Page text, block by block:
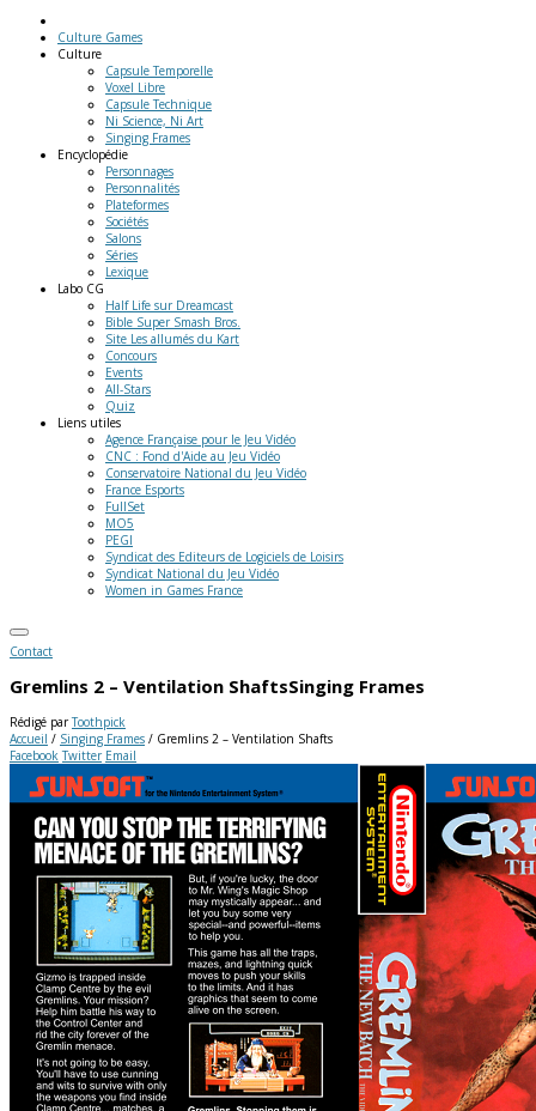
Culture Games
Culture
Capsule Temporelle
Voxel Libre
Capsule Technique
Ni Science, Ni Art
Singing Frames
Encyclopédie
Personnages
Personnalités
Plateformes
Sociétés
Salons
Séries
Lexique
Labo CG
Half Life sur Dreamcast
Bible Super Smash Bros.
Site Les allumés du Kart
Concours
Events
All-Stars
Quiz
Liens utiles
Agence Française pour le Jeu Vidéo
CNC : Fond d'Aide au Jeu Vidéo
Conservatoire National du Jeu Vidéo
France Esports
FullSet
MO5
PEGI
Syndicat des Editeurs de Logiciels de Loisirs
Syndicat National du Jeu Vidéo
Women in Games France
Contact
Gremlins 2 – Ventilation ShaftsSinging Frames
Rédigé parToothpick
Accueil / Singing Frames / Gremlins 2 – Ventilation Shafts
Facebook Twitter Email